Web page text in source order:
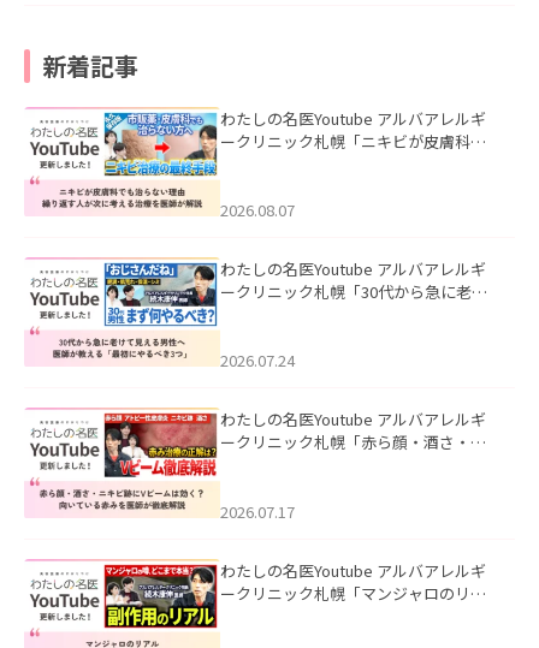
新着記事
わたしの名医Youtube アルバアレルギ
ークリニック札幌「ニキビが皮膚科で
ました。
2026.08.07
わたしの名医Youtube アルバアレルギ
ークリニック札幌「30代から急に老け
た。
2026.07.24
わたしの名医Youtube アルバアレルギ
ークリニック札幌「赤ら顔・酒さ・ニ
した。
2026.07.17
わたしの名医Youtube アルバアレルギ
ークリニック札幌「マンジャロのリア